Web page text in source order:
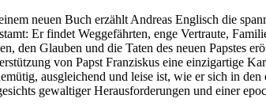
neuen Buch erzählt Andreas Englisch die
Er findet Weggefährten, enge Vertraute,
den Glauben und die Taten des neuen Papstes
von Papst Franziskus eine einzigartige
ausgleichend und leise ist, wie er sich in
gewaltiger Herausforderungen und einer